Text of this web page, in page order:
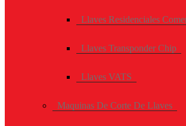
Llaves Residenciales
Llaves Transponder Chip
Llaves VATS
Maquinas De Corte De Llaves